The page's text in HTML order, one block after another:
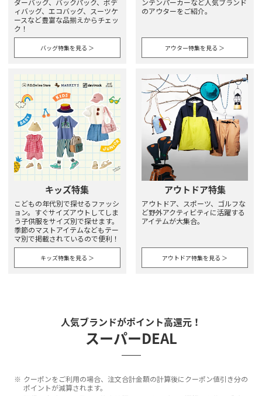
ィバッグ、エコバッグ、スーツケ
ースなど豊富な品揃えからチェッ
ク！
バッグ特集を見る ＞
のアウターをご紹介。
アウター特集を見る ＞
キッズ特集
こどもの年代別で探せるファッシ
ョン。すぐサイズアウトしてしま
う子供服をサイズ別で探せます。
季節のマストアイテムなどもテー
マ別で掲載されているので便利！
キッズ特集を見る ＞
アウトドア特集
アウトドア、スポーツ、ゴルフな
ど野外アクティビティに活躍する
アイテムが大集合。
アウトドア特集を見る ＞
人気ブランドがポイント高還元！
スーパーDEAL
クーポンをご利用の場合、注文合計金額の計算後にクーポン値引き分の
ポイントが減算されます。